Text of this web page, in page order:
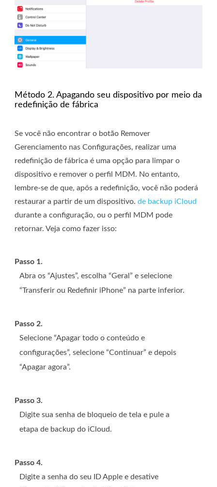
Método 2. Apagando seu dispositivo por meio da
redefinição de fábrica
Se você não encontrar o botão Remover
Gerenciamento nas Configurações, realizar uma
redefinição de fábrica é uma opção para limpar o
dispositivo e remover o perfil MDM. No entanto,
lembre-se de que, após a redefinição, você não poderá
restaurar a partir de um dispositivo. de backup iCloud
durante a configuração, ou o perfil MDM pode
retornar. Veja como fazer isso:
Passo 1.
Abra os “Ajustes”, escolha “Geral” e selecione
“Transferir ou Redefinir iPhone” na parte inferior.
Passo 2.
Selecione “Apagar todo o conteúdo e
configurações”, selecione “Continuar” e depois
“Apagar agora”.
Passo 3.
Digite sua senha de bloqueio de tela e pule a
etapa de backup do iCloud.
Passo 4.
Digite a senha do seu ID Apple e desative